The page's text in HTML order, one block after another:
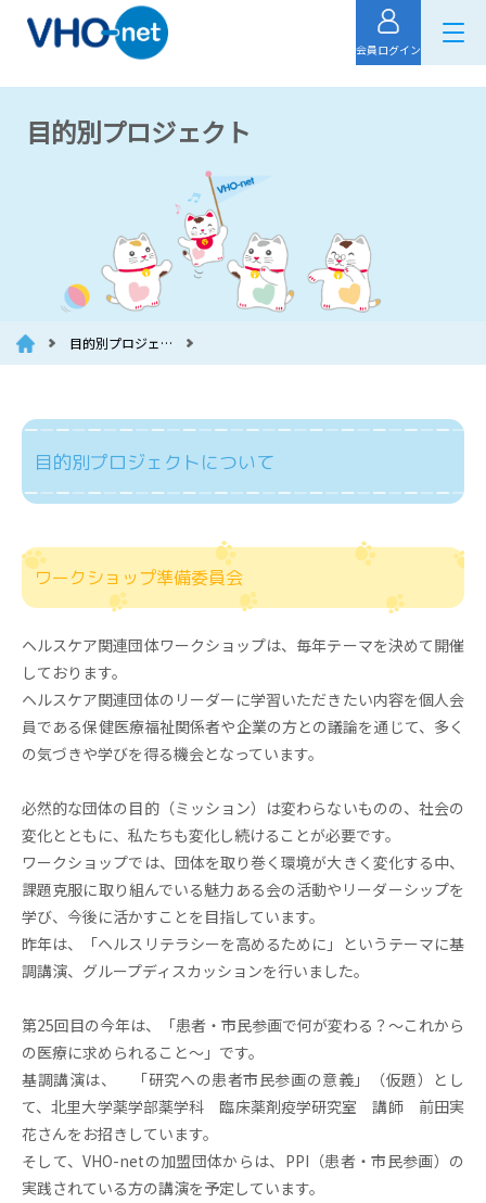
会員ログイン
目的別プロジェクト
目的別プロジェ…
目的別プロジェクトについて
ワークショップ準備委員会
ヘルスケア関連団体ワークショップは、毎年テーマを決めて開催
しております。
ヘルスケア関連団体のリーダーに学習いただきたい内容を個人会
員である保健医療福祉関係者や企業の方との議論を通じて、多く
の気づきや学びを得る機会となっています。
必然的な団体の目的（ミッション）は変わらないものの、社会の
変化とともに、私たちも変化し続けることが必要です。
ワークショップでは、団体を取り巻く環境が大きく変化する中、
課題克服に取り組んでいる魅力ある会の活動やリーダーシップを
学び、今後に活かすことを目指しています。
昨年は、「ヘルスリテラシーを高めるために」というテーマに基
調講演、グループディスカッションを行いました。
第25回目の今年は、「患者・市民参画で何が変わる？～これから
の医療に求められること～」です。
基調講演は、 「研究への患者市民参画の意義」（仮題）とし
て、北里大学薬学部薬学科 臨床薬剤疫学研究室 講師 前田実
花さんをお招きしています。
そして、VHO-netの加盟団体からは、PPI（患者・市民参画）の
実践されている方の講演を予定しています。